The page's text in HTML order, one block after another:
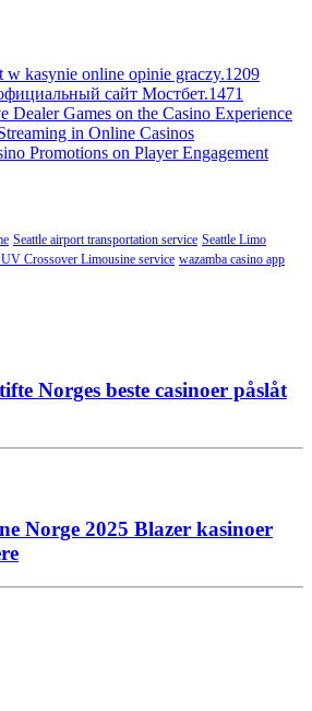
w kasynie online opinie graczy.1209
сайт Мостбет.1471
Dealer Games on the Casino Experience
in Online Casinos
Promotions on Player Engagement
Seattle airport transportation service Seattle Limo
Crossover Limousine service wazamba casino app
Norges beste casinoer påslåt
Norge 2025 Blazer kasinoer